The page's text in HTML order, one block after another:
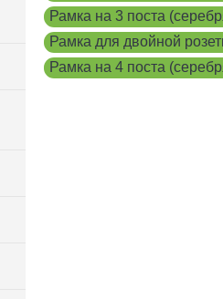
Рамка на 3 поста
Рамка для двойной
Рамка на 4 поста